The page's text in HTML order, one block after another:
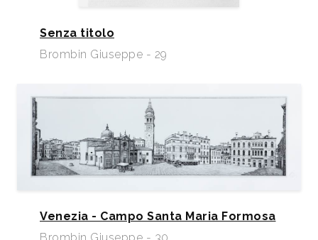
Senza titolo
Brombin Giuseppe - 29
Venezia - Campo Santa Maria Formosa